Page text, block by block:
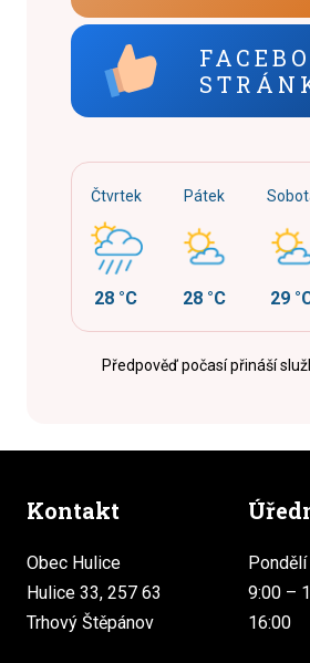
Čtvrtek
28 °C
Pátek
28 °C 29
Předpověď počasí přináší
Kontakt
Obec Hulice
Hulice 33, 257 63
Trhový Štěpánov
Pondělí
9:00 –
16:00